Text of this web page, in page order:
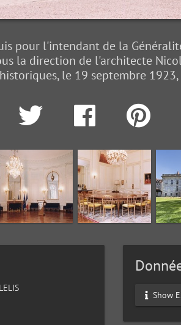
pour l'intendant de la
la direction de l'architecte
le 19 septembre
Show